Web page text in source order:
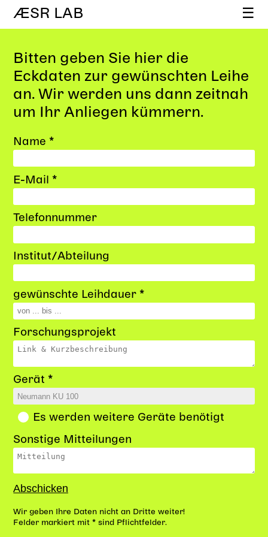
ÆSR LAB ☰
Bitten geben Sie hier die
Eckdaten zur gewünschten Leihe
an. Wir werden uns dann zeitnah
um Ihr Anliegen kümmern.
Name *
E-Mail *
Telefonnummer
Institut/Abteilung
gewünschte Leihdauer *
Forschungsprojekt
Gerät *
Es werden weitere Geräte benötigt
Sonstige Mitteilungen
Wir geben Ihre Daten nicht an Dritte weiter!
Felder markiert mit * sind Pflichtfelder.